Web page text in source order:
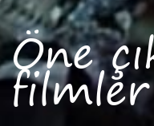
Öne
filmler